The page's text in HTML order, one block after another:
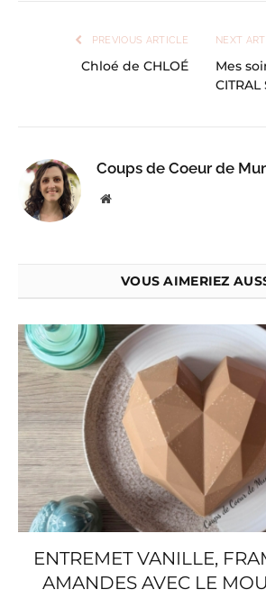
PREVIOUS ARTICLE
Chloé de CHLOÉ
NEXT
Mes
CITRAL
Coups de Coeur de
Website
VOUS AIMERIEZ
ENTREMET VANILLE,
AMANDES AVEC LE